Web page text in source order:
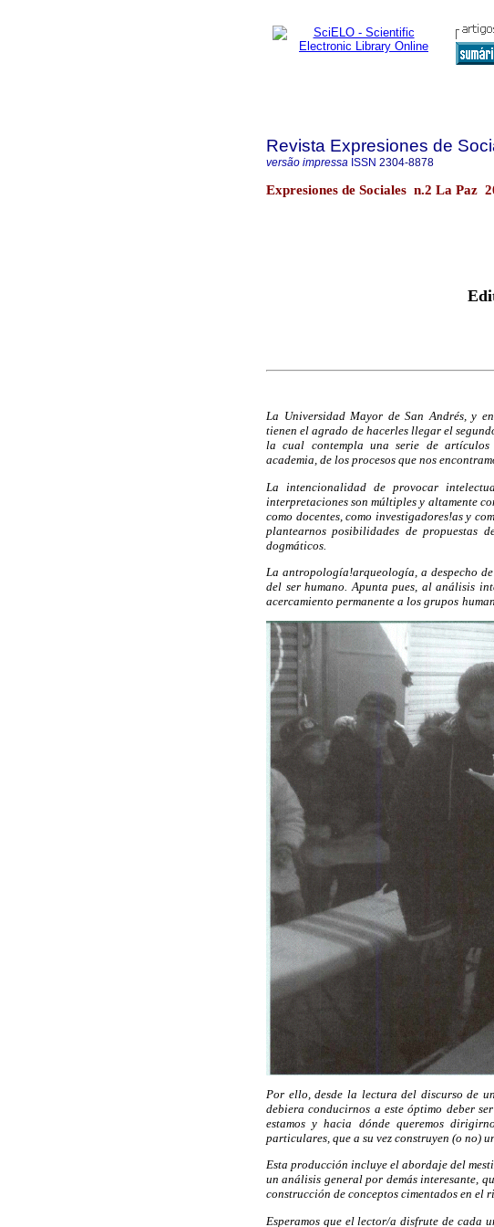
Revista Expresiones de
versão impressa ISSN 2304-8878
Expresiones de Sociales n.2 La Paz
La Universidad Mayor de San Andrés, y
tienen el agrado de hacerles llegar el
la cual contempla una serie de
academia, de los procesos que nos
La intencionalidad de provocar
interpretaciones son múltiples y altamente
como docentes, como investigadores!as y
plantearnos posibilidades de propuestas
dogmáticos.
La antropología!arqueología, a despecho
del ser humano. Apunta pues, al análisis
acercamiento permanente a los grupos
Por ello, desde la lectura del discurso de
debiera conducirnos a este óptimo deber
estamos y hacia dónde queremos
particulares, que a su vez construyen (o no)
Esta producción incluye el abordaje del
un análisis general por demás interesante,
construcción de conceptos cimentados en
Esperamos que el lector/a disfrute de cada